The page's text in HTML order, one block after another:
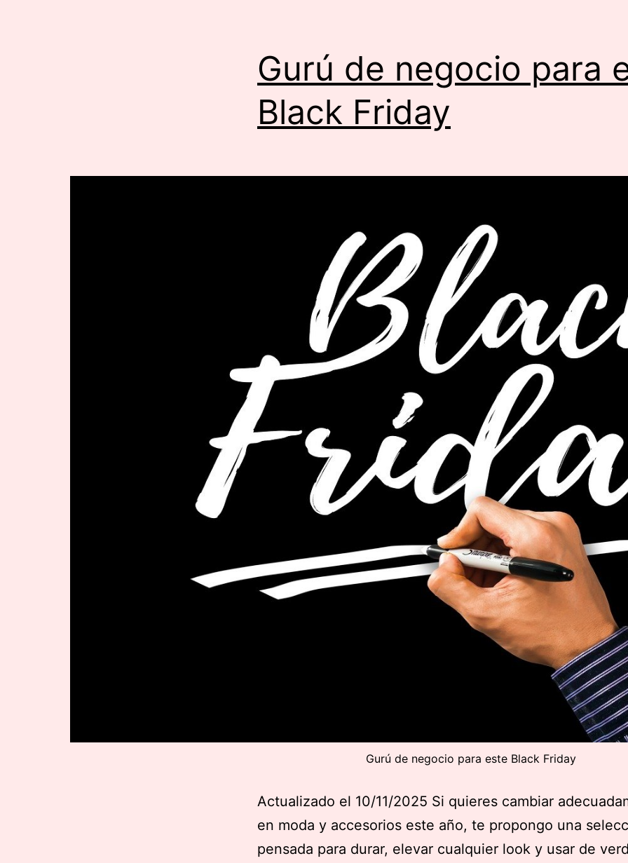
Gurú de negocio para
Black Friday
Gurú de negocio para este Black Friday
Actualizado el 10/11/2025 Si quieres cambiar
en moda y accesorios este año, te propongo una
pensada para durar, elevar cualquier look y usar de